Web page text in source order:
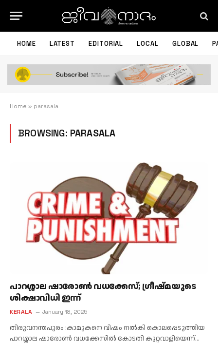
HOME LATEST EDITORIAL LOCAL GLOBAL
Home » parasala
BROWSING: PARASALA
പാറശ്ശാല ഷാരോണ്‍ വധക്കേസ്; ഗ്രീഷ്മയുടെ
ശിക്ഷാവിധി ഇന്ന്
KERALA January 18, 2025
തിരുവനന്തപുരം :കാമുകനെ വിഷം നല്‍കി കൊലപ്പെടുത്തിയ
പാറശ്ശാല ഷാരോണ്‍ വധക്കേസില്‍ കോടതി കുറ്റവാളിയെന്ന്…